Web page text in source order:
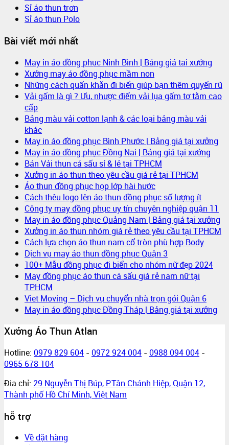
Sỉ áo thun trơn
Sỉ áo thun Polo
Bài viết mới nhất
May in áo đồng phục Ninh Bình | Bảng giá tại xưởng
Xưởng may áo đồng phục mầm non
Những cách quấn khăn đi biển giúp bạn thêm quyến rũ
Vải gấm là gì ? Ưu, nhược điểm vải lụa gấm tơ tằm cao
cấp
Bảng màu vải cotton lạnh & các loại bảng màu vải
khác
May in áo đồng phục Bình Phước | Bảng giá tại xưởng
May in áo đồng phục Đồng Nai | Bảng giá tại xưởng
Bán Vải thun cá sấu sỉ & lẻ tại TPHCM
Xưởng in áo thun theo yêu cầu giá rẻ tại TPHCM
Áo thun đồng phục họp lớp hài hước
Cách thêu logo lên áo thun đồng phục số lượng ít
Công ty may đồng phục uy tín chuyên nghiệp quận 11
May in áo đồng phục Quảng Nam | Bảng giá tại xưởng
Xưởng in áo thun nhóm giá rẻ theo yêu cầu tại TPHCM
Cách lựa chọn áo thun nam cổ tròn phù hợp Body
Dịch vụ may áo thun đồng phục Quận 3
100+ Mẫu đồng phục đi biển cho nhóm nữ đẹp 2024
May đồng phục áo thun cá sấu giá rẻ nam nữ tại
TPHCM
Viet Moving – Dịch vụ chuyển nhà trọn gói Quận 6
May in áo đồng phục Đồng Tháp | Bảng giá tại xưởng
Xưởng Áo Thun Atlan
Hotline: 0979 829 604 - 0972 924 004 - 0988 094 004 -
0965 678 104
Đia chỉ: 29 Nguyễn Thị Búp, P.Tân Chánh Hiệp, Quận 12,
Thành phố Hồ Chí Minh, Việt Nam
hỗ trợ
Về đặt hàng